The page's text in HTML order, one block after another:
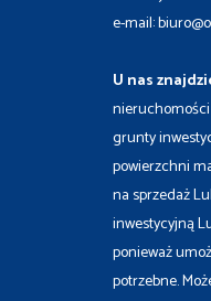
e-mail:
U nas
grunty
powierzchni
na sprzedaż
inwestycyjną
ponieważ
potrzebne.